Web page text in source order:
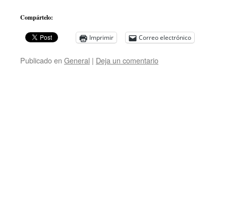
Compártelo:
Imprimir Correo electrónico
Publicado en General | Deja un comentario